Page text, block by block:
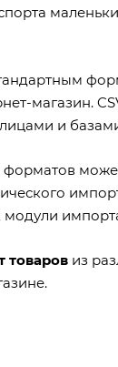
магазин.
и
модули
товаров из